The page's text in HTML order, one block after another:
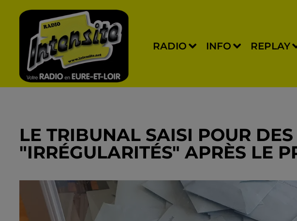
RADIO INFO REPLAY
LE TRIBUNAL SAISI POUR DES
"IRRÉGULARITÉS" APRÈS LE